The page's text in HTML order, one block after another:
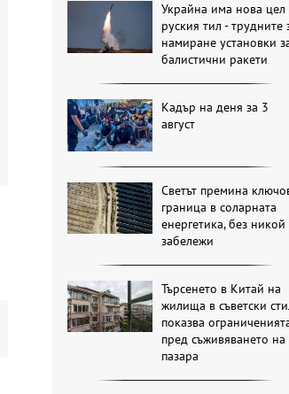
Украйна има нова цел
руския тил - трудните
намиране установки
балистични ракети
Кадър на деня за 3
август
Светът премина
граница в соларната
енергетика, без никой
забележи
Търсенето в Китай на
жилища в съветски
показва
пред съживяването на
пазара